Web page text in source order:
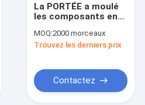
La PORTÉE a moulé
les composants en
plastique d'écrou
d'hexagone
MOQ:2000 morceaux
Trouvez les derniers prix
Contactez